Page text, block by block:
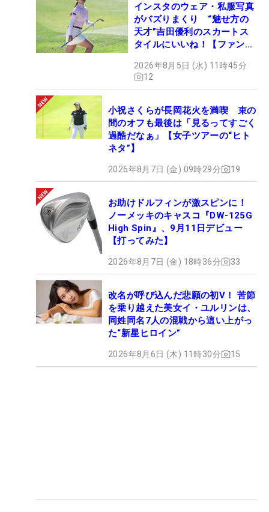
インスタのウェア・私服写真
がバズりまくり “魅せ方の
天才”吉田優利のスカートス
タイルにいいね！【ファンが
2026年8月5日 (水) 11時45分
12
小祝さくらが長岡花火を満喫 束の
間のオフも最後は「見るってすごく
過酷だなぁ」【女子ツアーの“ヒト
ネタ”】
2026年8月7日 (金) 09時29分 19
お助けドルフィンが激スピンに！
ノーメッキのキャスコ『DW-125G
High Spin』、9月11日デビュー
【打ってみた】
2026年8月7日 (金) 18時36分 33
改名が呼び込んだ悲願の初V！ 苦節
を乗り越えた美女イ・ユルリンは、
同姓同名7人の混戦から這い上がっ
た“新星ヒロイン”
2026年8月6日 (木) 11時30分 15